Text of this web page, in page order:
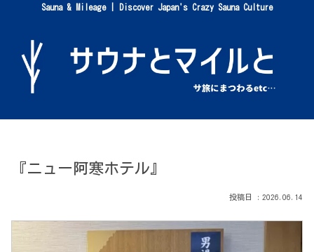
Sauna & Mileage | Discover Japan's Crazy Sauna Culture
『ニュー阿寒ホテル』
2026.06.14